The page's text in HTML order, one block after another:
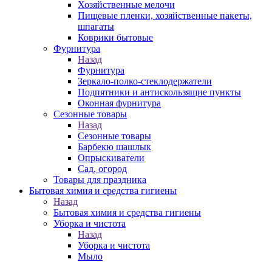
Хозяйственные мелочи
Пищевые пленки, хозяйственные пакеты,
шпагаты
Коврики бытовые
Фурнитура
Назад
Фурнитура
Зеркало-полко-стеклодержатели
Подпятники и антискользящие пункты
Оконная фурнитура
Сезонные товары
Назад
Сезонные товары
Барбекю шашлык
Опрыскиватели
Сад, огород
Товары для праздника
Бытовая химия и средства гигиены
Назад
Бытовая химия и средства гигиены
Уборка и чистота
Назад
Уборка и чистота
Мыло